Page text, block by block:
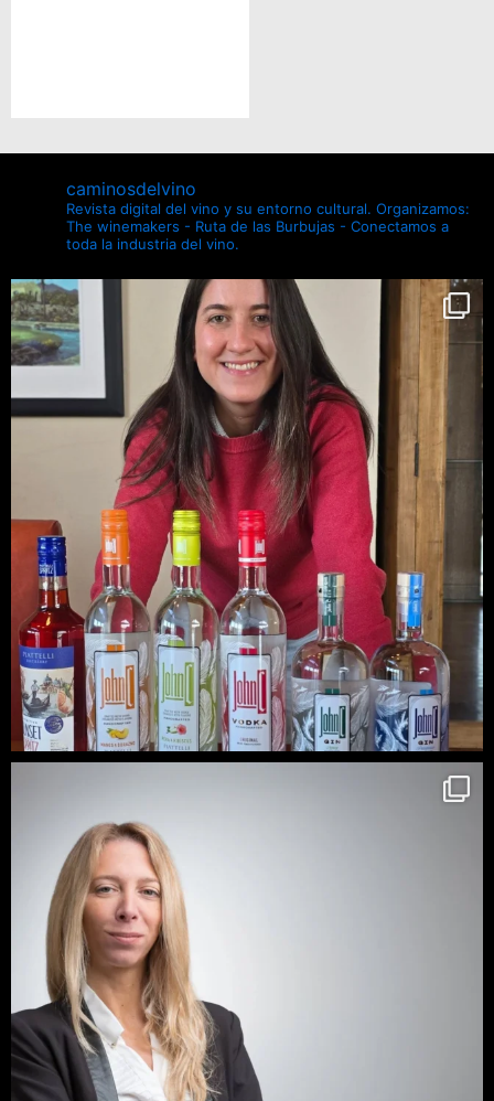
caminosdelvino
Revista digital del vino y su entorno cultural. Organizamos:
The winemakers - Ruta de las Burbujas - Conectamos a
toda la industria del vino.